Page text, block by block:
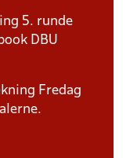
5. runde
DBU
Fredag